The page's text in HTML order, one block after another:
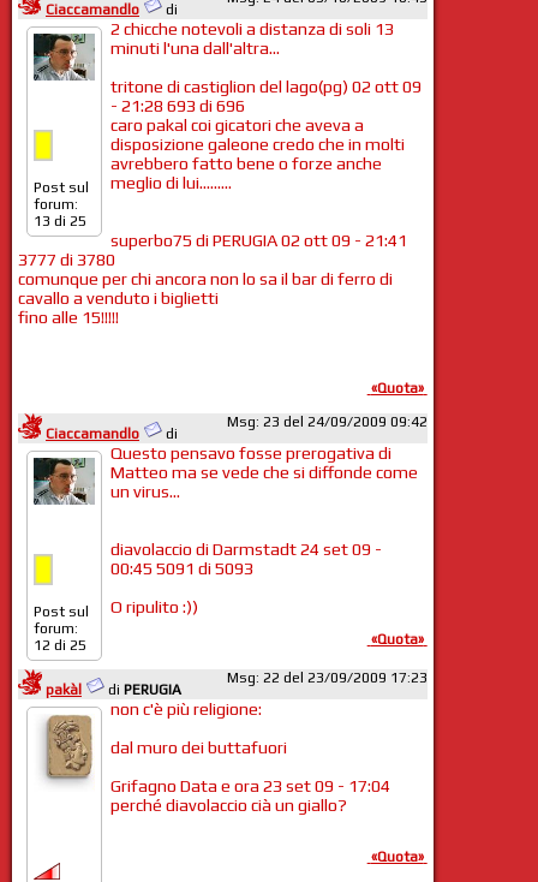
Ciaccamandlo di
Post sul
forum:
13 di 25
2 chicche notevoli a distanza di soli 13
minuti l'una dall'altra...
tritone di castiglion del lago(pg) 02 ott 09
- 21:28 693 di 696
caro pakal coi gicatori che aveva a
disposizione galeone credo che in molti
avrebbero fatto bene o forze anche
meglio di lui.........
superbo75 di PERUGIA 02 ott 09 - 21:41
3777 di 3780
comunque per chi ancora non lo sa il bar di ferro di
cavallo a venduto i biglietti
fino alle 15!!!!!
«Quota»
Ciaccamandlo di
Msg: 23 del 24/09/2009 09:42
Post sul
forum:
12 di 25
Questo pensavo fosse prerogativa di
Matteo ma se vede che si diffonde come
un virus...
diavolaccio di Darmstadt 24 set 09 -
00:45 5091 di 5093
O ripulito :))
«Quota»
pakàl di PERUGIA
Msg: 22 del 23/09/2009 17:23
non c'è più religione:
dal muro dei buttafuori
Grifagno Data e ora 23 set 09 - 17:04
perché diavolaccio cià un giallo?
«Quota»